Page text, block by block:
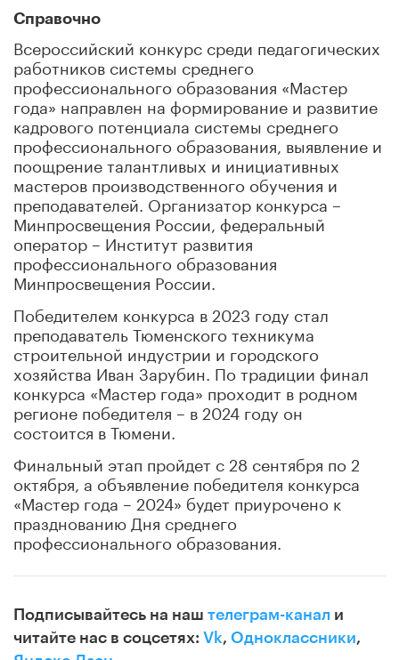
Справочно
Всероссийский конкурс среди педагогических
работников системы среднего
профессионального образования «Мастер
года» направлен на формирование и развитие
кадрового потенциала системы среднего
профессионального образования, выявление и
поощрение талантливых и инициативных
мастеров производственного обучения и
преподавателей. Организатор конкурса –
Минпросвещения России, федеральный
оператор – Институт развития
профессионального образования
Минпросвещения России.
Победителем конкурса в 2023 году стал
преподаватель Тюменского техникума
строительной индустрии и городского
хозяйства Иван Зарубин. По традиции финал
конкурса «Мастер года» проходит в родном
регионе победителя – в 2024 году он
состоится в Тюмени.
Финальный этап пройдет с 28 сентября по 2
октября, а объявление победителя конкурса
«Мастер года – 2024» будет приурочено к
празднованию Дня среднего
профессионального образования.
Подписывайтесь на наш телеграм-канал и
читайте нас в соцсетях: Vk, Одноклассники,